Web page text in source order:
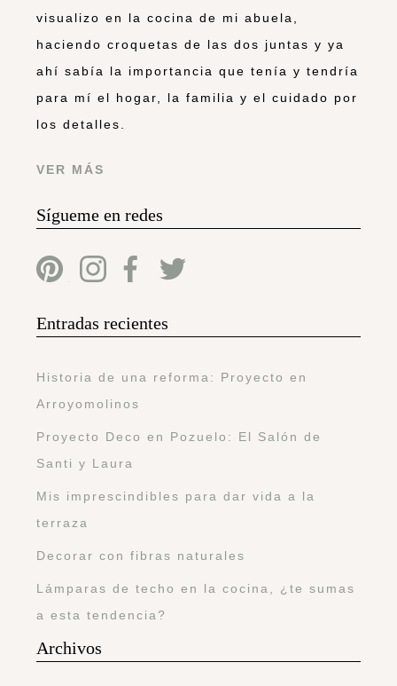
visualizo en la cocina de mi abuela,
haciendo croquetas de las dos juntas y ya
ahí sabía la importancia que tenía y tendría
para mí el hogar, la familia y el cuidado por
los detalles.
VER MÁS
Sígueme en redes
Entradas recientes
Historia de una reforma: Proyecto en
Arroyomolinos
Proyecto Deco en Pozuelo: El Salón de
Santi y Laura
Mis imprescindibles para dar vida a la
terraza
Decorar con fibras naturales
Lámparas de techo en la cocina, ¿te sumas
a esta tendencia?
Archivos